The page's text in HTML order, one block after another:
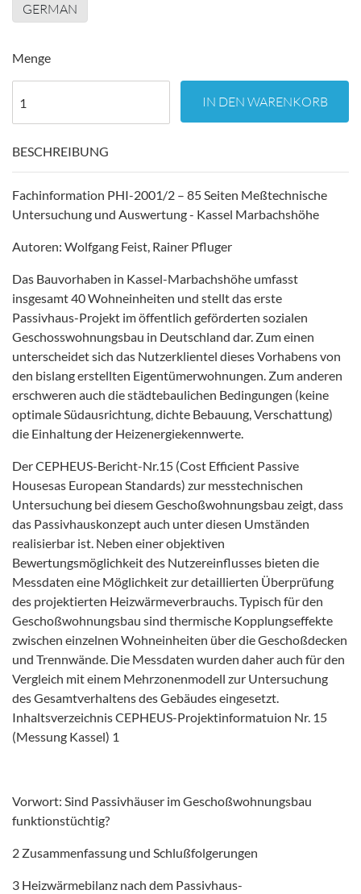
GERMAN
Menge
IN DEN WARENKORB
BESCHREIBUNG
Fachinformation PHI-2001/2 – 85 Seiten Meßtechnische
Untersuchung und Auswertung - Kassel Marbachshöhe
Autoren: Wolfgang Feist, Rainer Pfluger
Das Bauvorhaben in Kassel-Marbachshöhe umfasst
insgesamt 40 Wohneinheiten und stellt das erste
Passivhaus-Projekt im öffentlich geförderten sozialen
Geschosswohnungsbau in Deutschland dar. Zum einen
unterscheidet sich das Nutzerklientel dieses Vorhabens von
den bislang erstellten Eigentümerwohnungen. Zum anderen
erschweren auch die städtebaulichen Bedingungen (keine
optimale Südausrichtung, dichte Bebauung, Verschattung)
die Einhaltung der Heizenergiekennwerte.
Der CEPHEUS-Bericht-Nr.15 (Cost Efficient Passive
Housesas European Standards) zur messtechnischen
Untersuchung bei diesem Geschoßwohnungsbau zeigt, dass
das Passivhauskonzept auch unter diesen Umständen
realisierbar ist. Neben einer objektiven
Bewertungsmöglichkeit des Nutzereinflusses bieten die
Messdaten eine Möglichkeit zur detaillierten Überprüfung
des projektierten Heizwärmeverbrauchs. Typisch für den
Geschoßwohnungsbau sind thermische Kopplungseffekte
zwischen einzelnen Wohneinheiten über die Geschoßdecken
und Trennwände. Die Messdaten wurden daher auch für den
Vergleich mit einem Mehrzonenmodell zur Untersuchung
des Gesamtverhaltens des Gebäudes eingesetzt.
Inhaltsverzeichnis CEPHEUS-Projektinformatuion Nr. 15
(Messung Kassel) 1
Vorwort: Sind Passivhäuser im Geschoßwohnungsbau
funktionstüchtig?
2 Zusammenfassung und Schlußfolgerungen
3 Heizwärmebilanz nach dem Passivhaus-